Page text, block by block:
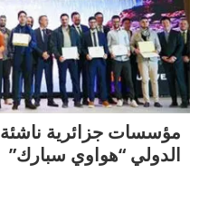
مؤسسات جزائرية ناشئة
الدولي “هواوي سبارك”